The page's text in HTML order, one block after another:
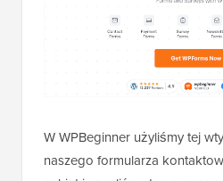
W WPBeginner użyliśmy tej
naszego formularza